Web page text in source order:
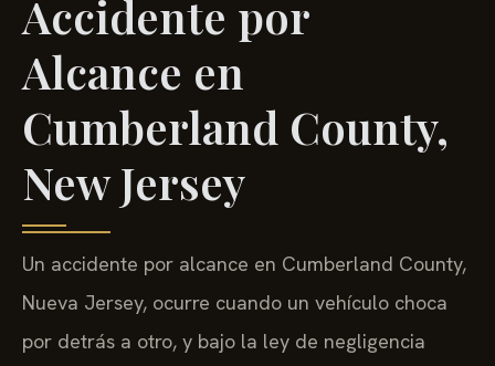
Accidente por
Alcance en
Cumberland County,
New Jersey
Un accidente por alcance en Cumberland County,
Nueva Jersey, ocurre cuando un vehículo choca
por detrás a otro, y bajo la ley de negligencia